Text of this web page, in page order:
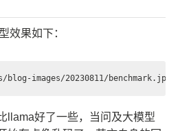
效果如下：
llama好了一些，当问及大模型